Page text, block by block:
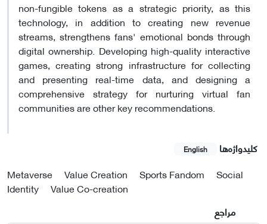
non-fungible tokens as a strategic priority, as this
technology, in addition to creating new revenue
streams, strengthens fans' emotional bonds through
digital ownership. Developing high-quality interactive
games, creating strong infrastructure for collecting
and presenting real-time data, and designing a
comprehensive strategy for nurturing virtual fan
communities are other key recommendations.
کلیدواژه‌ها English
Metaverse Value Creation Sports Fandom
Social
Identity
Value Co-creation
مراجع